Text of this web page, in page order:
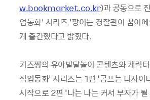
w.bookmarket.co.kr)과 공동으로
업동화’ 시리즈 ‘팡이는 경찰관이 꿈이
게 출간했다고 밝혔다.
키즈짱의 유아발달놀이 콘텐츠와 캐릭
직업동화’ 시리즈는 1편 ‘콤프는 디자이
시작으로 2편 ‘나는 나는 커서 부자가 될